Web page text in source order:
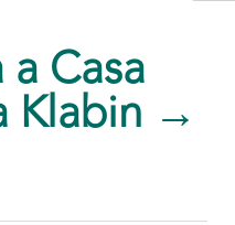
a Casa
Klabin →